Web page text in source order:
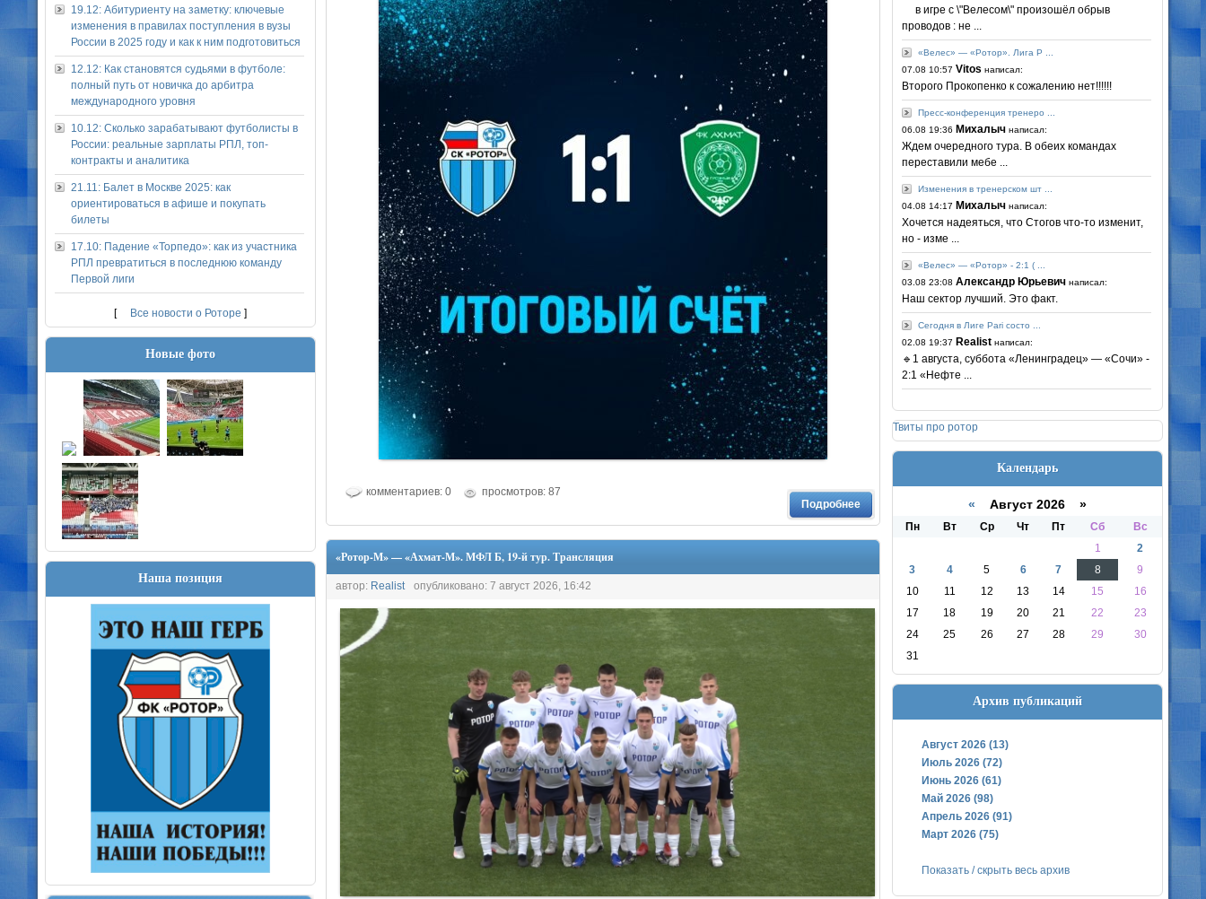
19.12: Абитуриенту на заметку: ключевые
изменения в правилах поступления в вузы
России в 2025 году и как к ним подготовиться
12.12: Как становятся судьями в футболе:
полный путь от новичка до арбитра
международного уровня
10.12: Сколько зарабатывают футболисты в
России: реальные зарплаты РПЛ, топ-
контракты и аналитика
21.11: Балет в Москве 2025: как
ориентироваться в афише и покупать
билеты
17.10: Падение «Торпедо»: как из участника
РПЛ превратиться в последнюю команду
Первой лиги
[ Все новости о Роторе ]
Новые фото
Наша позиция
комментариев: 0
просмотров: 87
Подробнее
«Ротор-М» — «Ахмат-М». МФЛ Б, 19-й тур. Трансляция
автор: Realist опубликовано: 7 август 2026, 16:42
в игре с \"Велесом\" произошёл обрыв
проводов : не ...
«Велес» — «Ротор». Лига P ...
07.08 10:57 Vitos написал:
Второго Прокопенко к сожалению нет!!!!!!
Пресс-конференция тренеро ...
06.08 19:36 Михалыч написал:
Ждем очередного тура. В обеих командах
переставили мебе ...
Изменения в тренерском шт ...
04.08 14:17 Михалыч написал:
Хочется надеяться, что Стогов что-то изменит,
но - изме ...
«Велес» — «Ротор» - 2:1 ( ...
03.08 23:08 Александр Юрьевич написал:
Наш сектор лучший. Это факт.
Сегодня в Лиге Pari состо ...
02.08 19:37 Realist написал:
🔹1 августа, суббота «Ленинградец» — «Сочи» -
2:1 «Нефте ...
Твиты про ротор
Календарь
« Август 2026 »
Пн Вт Ср Чт Пт Сб
Вс
1
2
3
4 5 6 7 8
9
10
11 12 13 14 15
16
17
18 19 20 21 22
23
24
25 26 27 28 29
30
31
Архив публикаций
Август 2026 (13)
Июль 2026 (72)
Июнь 2026 (61)
Май 2026 (98)
Апрель 2026 (91)
Март 2026 (75)
Показать / скрыть весь архив